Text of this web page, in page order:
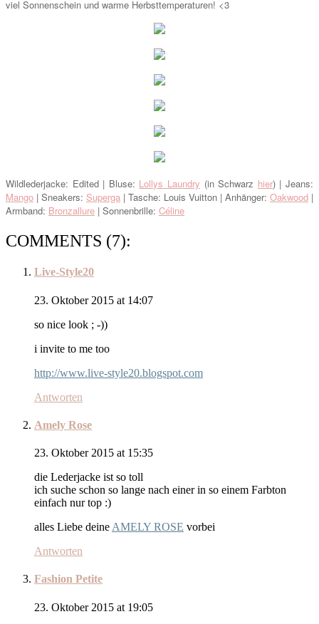
viel Sonnenschein und warme Herbsttemperaturen! <3
Wildlederjacke: Edited | Bluse: Lollys Laundry (in Schwarz hier) | Jeans:
Mango | Sneakers: Superga | Tasche: Louis Vuitton | Anhänger: Oakwood |
Armband: Bronzallure | Sonnenbrille: Céline
COMMENTS (7):
Live-Style20
23. Oktober 2015 at 14:07
so nice look ; -))
i invite to me too
http://www.live-style20.blogspot.com
Antworten
Amely Rose
23. Oktober 2015 at 15:35
die Lederjacke ist so toll
ich suche schon so lange nach einer in so einem Farbton
einfach nur top :)
alles Liebe deine AMELY ROSE vorbei
Antworten
Fashion Petite
23. Oktober 2015 at 19:05